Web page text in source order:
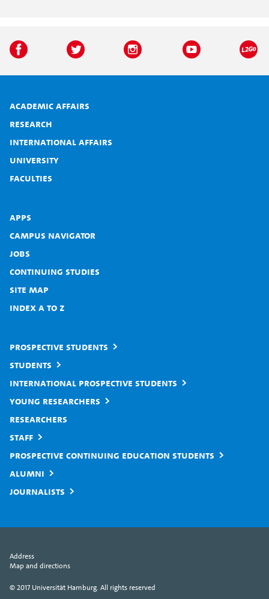
Academic affairs
Research
International affairs
University
Faculties
Apps
Campus Navigator
Jobs
Continuing studies
Site map
Index A to Z
Prospective students
Students
International prospective students
Young researchers
Researchers
Staff
Prospective continuing education students
Alumni
Journalists
Address
Map and directions
© 2017 Universität Hamburg. All rights reserved